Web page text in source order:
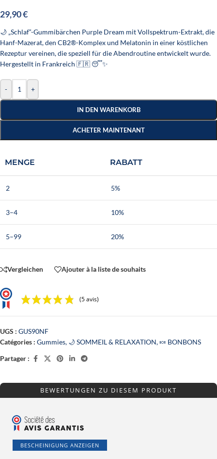
29,90€
🌙 „Schlaf“-Gummibärchen Purple Dream mit Vollspektrum-Extrakt, die
Hanf-Mazerat, den CB2®-Komplex und Melatonin in einer köstlichen
Rezeptur vereinen, die speziell für die Abendroutine entwickelt wurde.
Hergestellt in Frankreich 🇫🇷 😴✨
- +
IN DEN WARENKORB
ACHETER MAINTENANT
MENGE RABATT
2 5%
3–4 10%
5–99 20%
Vergleichen Ajouter à la liste de souhaits
(5 avis)
UGS : GUS90NF
Catégories : Gummies, 🌙 SOMMEIL & RELAXATION,🍬 BONBONS
Partager :
BEWERTUNGEN ZU DIESEM PRODUKT
BESCHEINIGUNG ANZEIGEN